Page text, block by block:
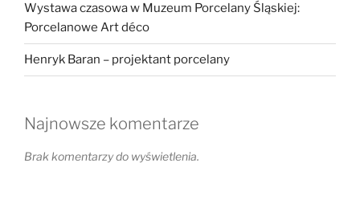
Wystawa czasowa w Muzeum Porcelany Śląskiej:
Porcelanowe Art déco
Henryk Baran – projektant porcelany
Najnowsze komentarze
Brak komentarzy do wyświetlenia.